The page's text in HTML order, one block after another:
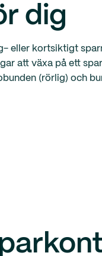
dig
eller kortsiktigt
att växa på ett
(rörlig) och